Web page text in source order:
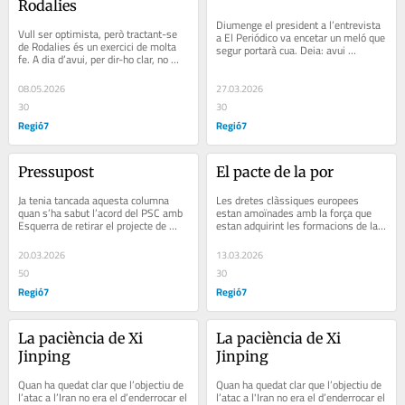
Rodalies
Vull ser optimista, però tractant-se
de Rodalies és un exercici de molta
fe. A dia d’avui, per dir-ho clar, no
tenim servei, o el que és pitjor...
08.05.2026
30
Regió7
Diumenge el president a l’entrevista
a El Periódico va encetar un meló que
segur portarà cua. Deia: avui
construïm habitatge per pagar la...
27.03.2026
30
Regió7
Pressupost
Ja tenia tancada aquesta columna
quan s’ha sabut l’acord del PSC amb
Esquerra de retirar el projecte de
pressupost i presentar-ne un altre
abans...
20.03.2026
50
Regió7
El pacte de la por
Les dretes clàssiques europees
estan amoïnades amb la força que
estan adquirint les formacions de la
dreta autoritària reforçades per
l’entorn...
13.03.2026
30
Regió7
La paciència de Xi
Jinping
Quan ha quedat clar que l’objectiu de
l’atac a l’Iran no era el d’enderrocar el
La paciència de Xi
Jinping
Quan ha quedat clar que l’objectiu de
l’atac a l'Iran no era el d’enderrocar el